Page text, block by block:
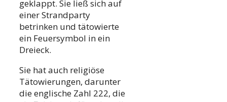
geklappt. Sie ließ sich auf
einer Strandparty
betrinken und tätowierte
ein Feuersymbol in ein
Dreieck.
Sie hat auch religiöse
Tätowierungen, darunter
die englische Zahl 222, die